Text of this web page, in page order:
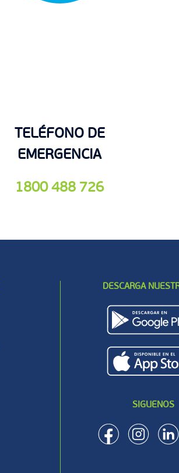
TELÉFONO DE
EMERGENCIA
1800 488 726
DESCARGA
SIGUENOS